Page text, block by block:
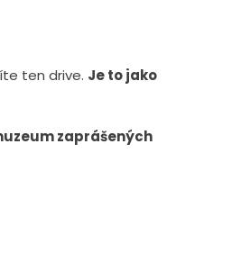
ten drive. Je to jako
zaprášených